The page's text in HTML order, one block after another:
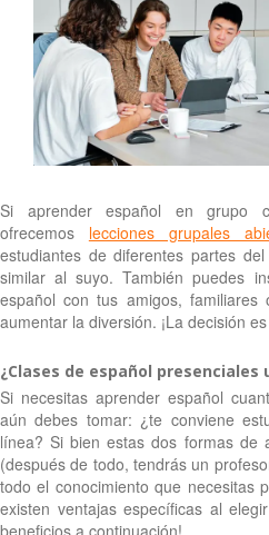
Si aprender español en grupo
ofrecemos lecciones grupales
estudiantes de diferentes partes
similar al suyo. También puedes
español con tus amigos,
aumentar la diversión. ¡La decisión
¿Clases de español presenciales
Si necesitas aprender español
aún debes tomar: ¿te conviene
línea? Si bien estas dos formas de
(después de todo, tendrás un
todo el conocimiento que necesitas
existen ventajas específicas al
beneficios a continuación!